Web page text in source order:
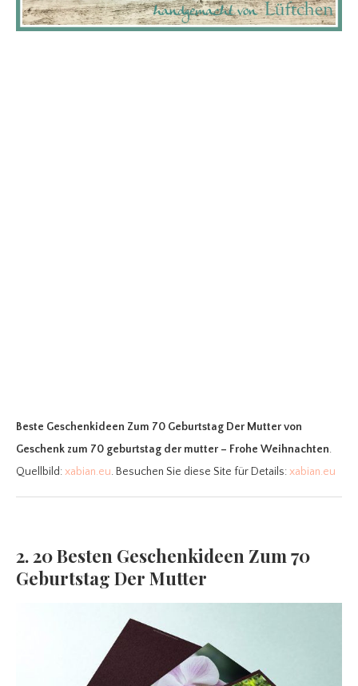
Beste Geschenkideen Zum 70 Geburtstag Der Muttervon
Geschenk zum 70 geburtstag der mutter – Frohe Weihnachten.
Quellbild:xabian.eu. Besuchen Sie diese Site für Details:xabian.eu
2. 20 Besten Geschenkideen Zum 70
Geburtstag Der Mutter